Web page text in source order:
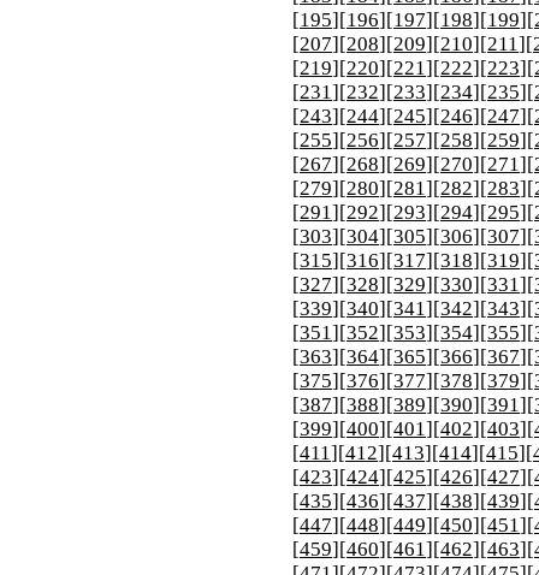
[195][196][197][198][199][
[207][208][209][210][211][
[219][220][221][222][223][
[231][232][233][234][235][
[243][244][245][246][247][
[255][256][257][258][259][
[267][268][269][270][271][
[279][280][281][282][283][
[291][292][293][294][295][
[303][304][305][306][307][
[315][316][317][318][319][
[327][328][329][330][331][
[339][340][341][342][343][
[351][352][353][354][355][
[363][364][365][366][367][
[375][376][377][378][379][
[387][388][389][390][391][
[399][400][401][402][403][
[411][412][413][414][415][
[423][424][425][426][427][
[435][436][437][438][439][
[447][448][449][450][451][
[459][460][461][462][463][